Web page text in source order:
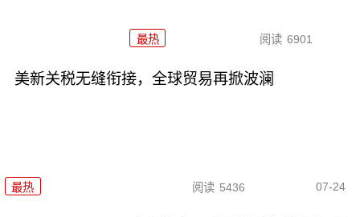
最热 阅读 6901
美新关税无缝衔接，全球贸易再掀波澜
最热 阅读 5436 07-24